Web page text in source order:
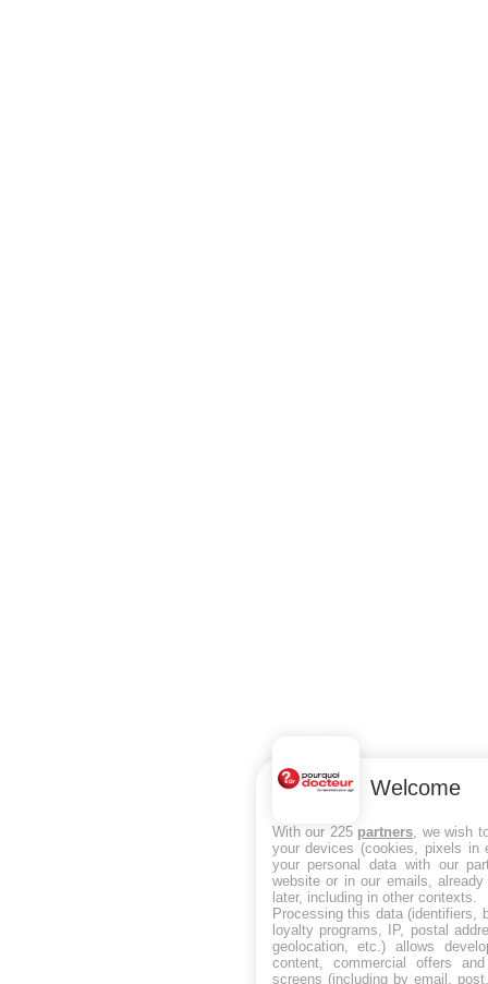
Welcome
With our 225 partners , we wish
your devices (cookies, pixels in
your personal data with our
website or in our emails,
later, including in other contexts.
Processing this data (identifiers,
loyalty programs, IP, postal
geolocation, etc.) allows
content, commercial offers
screens (including by email,